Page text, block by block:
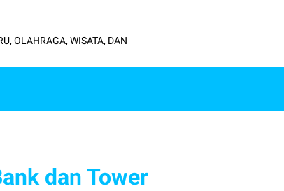
OLAHRAGA, WISATA, DAN
dan Tower